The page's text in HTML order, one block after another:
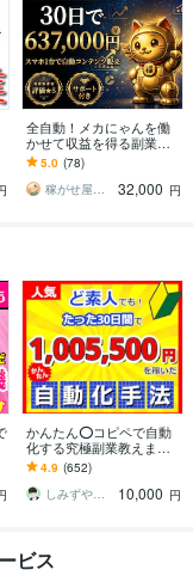
全自動！メカにゃんを働
かせて収益を得る副業教
えます スマホ１台｜超初
心者向け｜放置型副業｜
自動コンテンツ販売
5.0 (78)
稼がせ屋まさる｜プロマーケター｜２冠達成
32,000 円
かんたん⭕️コピペで自動
化する究極副業教えます
超ずるい⚠️スキル経験ゼ
ロでもできる新世代の手
法【超入門編】
4.9 (652)
しみずや＠自動化月収100万円
10,000 円
ビス